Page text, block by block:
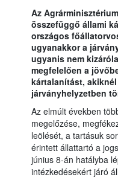
Az
összefüggő állami
országos
ugyanakkor a
ugyanis nem
megfelelően a
kártalanítást,
járványhelyzetben
Az elmúlt években
megelőzése,
leölését, a tartásuk
érintett állattartó a
június 8-án hatályba
intézkedésekért járó